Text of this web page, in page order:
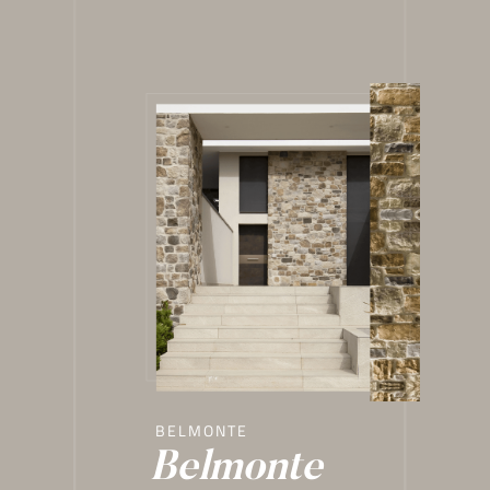
media e per analizzare il
nostro sito con i nostri
quali potrebbero
utilizzo dei loro servizi.
BELMONTE
Belmonte